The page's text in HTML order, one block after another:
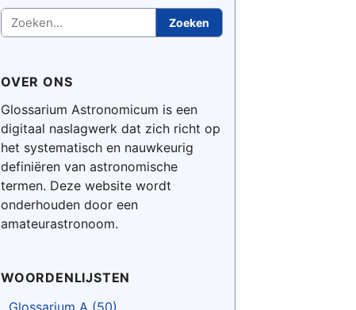
Zoeken
Zoeken
OVER ONS
Glossarium Astronomicum is een
digitaal naslagwerk dat zich richt op
het systematisch en nauwkeurig
definiëren van astronomische
termen. Deze website wordt
onderhouden door een
amateurastronoom.
WOORDENLIJSTEN
Glossarium A (50)